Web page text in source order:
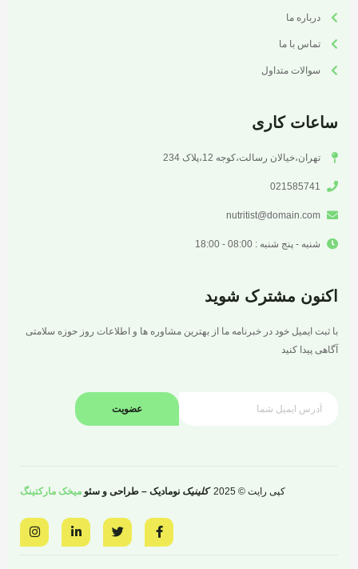
درباره ما
تماس با ما
سوالات متداول
ساعات کاری
تهران،خیالان رسالت،کوجه 12،پلاک 234
021585741
nutritist@domain.com
شنبه - پنج شنبه : 08:00 - 18:00
اکنون مشترک شوید
با ثبت ایمیل خود در خبرنامه ما از بهترین مشاوره ها و اطلاعات روز حوزه سلامتی
آگاهی پیدا کنید
عضویت
کپی رایت © 2025 کلینیک نومادیک – طراحی و سئو میخک مارکتینگ
F
a
c
w
i
L
i
n
I
n
s